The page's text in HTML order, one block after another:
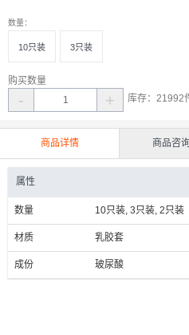
数量：
10只装 3只装
购买数量
- + 库存： 21992
商品详情 商品咨
属性
数量 10只装, 3只装, 2只装
材质 乳胶套
成份 玻尿酸